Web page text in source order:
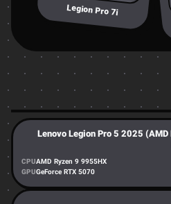
Legion Pro 7i
Lenovo Legion Pro 5 2025
CPUAMD Ryzen 9 9955HX
GPUGeForce RTX 5070